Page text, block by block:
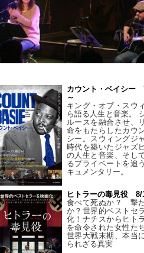
カウント・ベイシー
～
キング・オブ・スウ
ら語る人生と音楽。
ルースを融合させ、
命をもたらしたカウ
シー。スウィングジ
時代を築いたジャズ
の人生と音楽、そし
るプライベートを追
キュメンタリー。
ヒトラーの毒見役 8/
食べて死ぬか？ 撃
か？世界的ベストセ
化！ナチスからヒト
を命令された女性た
世界大戦末期、本当
られざる真実